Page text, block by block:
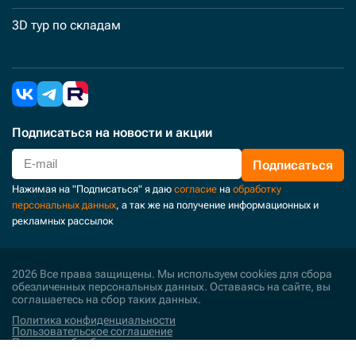
3D тур по складам
Подписаться на новости и акции
Подписаться
Нажимая на "Подписаться" я даю согласие на обработку
персональных данных, а так же на получение информационных и
рекламных рассылок
2026 Все права защищены. Мы используем cookies для сбора
обезличенных персональных данных. Оставаясь на сайте, вы
соглашаетесь на сбор таких данных.
Политика конфиденциальности
Пользовательское соглашение
Политика обработки персональных данных